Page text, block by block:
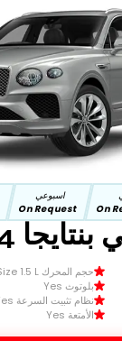
On
اسبوعي
On Request
2024
حجم المحرك Size 1.5 L
بلوتوث Yes
نظام تثبيت السرعة Yes
الأمتعة Yes